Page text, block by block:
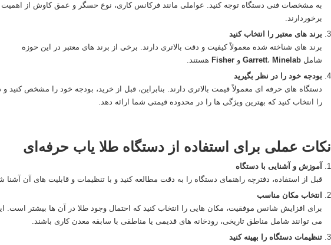
به مشخصات فنی دستگاه توجه کنید. عواملی مانند فرکانس کاری، نوع حسگر و عمق کاوش از اهمیت
برخوردارند.
برند های معتبر را انتخاب کنید
برند های شناخته‌ شده معمولاً کیفیت و دقت بالاتری دارند. برخی از برند های معتبر در این حوزه
شامل
Garrett، Minelab و Fisher هستند.
بودجه خود را در نظر بگیرید
دستگاه‌ های حرفه‌ ای معمولاً قیمت بالاتری دارند. بنابراین، قبل از خرید، بودجه خود را مشخص کنید
را انتخاب کنید که بهترین ویژگی‌ ها را در محدوده قیمتی شما ارائه دهد.
نکات عملی برای استفاده از دستگاه طلا یاب حرفه‌ای
آموزش و آشنایی با دستگاه
قبل از استفاده، دفترچه راهنمای دستگاه را به دقت مطالعه کنید و با تنظیمات و قابلیت‌ های آن آشنا
انتخاب مکان مناسب
برای افزایش شانس موفقیت، مکان‌ هایی را انتخاب کنید که احتمال وجود طلا در آن‌ ها بیشتر است.
می‌ توانند شامل مناطق تاریخی، رودخانه‌ های قدیمی یا مناطقی با سابقه معدن‌ کاری باشند.
تنظیمات دستگاه را بهینه کنید